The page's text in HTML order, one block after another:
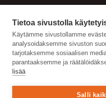
Tietoa sivustolla
Käytämme sivustollamme
analysoidaksemme sivuston
tarjotaksemme sosiaalisen
parantaaksemme ja
lisää
Salli